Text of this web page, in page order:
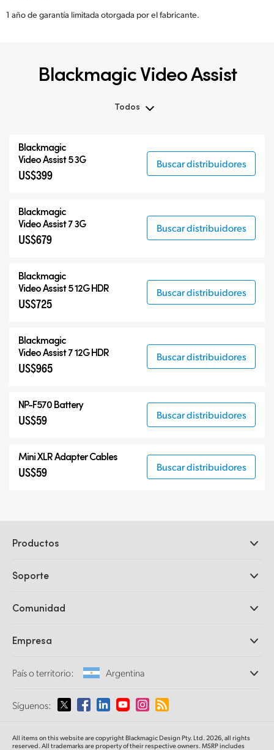
1 año de garantía limitada otorgada por el fabricante.
Blackmagic Video Assist
Todos
Blackmagic Video Assist 3G
Blackmagic Video Assist 12G HDR
Blackmagic
Video Assist 5 3G
US$399
Buscar distribuidores
Blackmagic
Video Assist 7 3G
US$679
Buscar distribuidores
Blackmagic
Video Assist 5 12G HDR
US$725
Buscar distribuidores
Blackmagic
Video Assist 7 12G HDR
US$965
Buscar distribuidores
NP-F570 Battery
US$59 Buscar distribuidores
Mini XLR Adapter Cables
US$59 Buscar distribuidores
Productos
DaVinci Resolve y Fusion
Ultimatte
Captura y reproducción
Conversión de formatos
Supervisión
Almacenamiento en redes
Direccionamiento y distribución
Soporte
Centro de soporte técnico
Comunidad
Empresa
Perfil empresarial
Medios
País o territorio: Argentina
Selecciona un país o territorio
Síguenos:
All items on this website are copyright Blackmagic Design Pty. Ltd. 2026, all rights
reserved. All trademarksare propertyof their respective owners. MSRP includes